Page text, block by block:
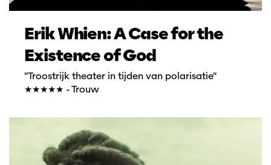
Erik Whien: A Case for the
Existence of God
"Troostrijk theater in tijden van polarisatie"
★★★★★ - Trouw